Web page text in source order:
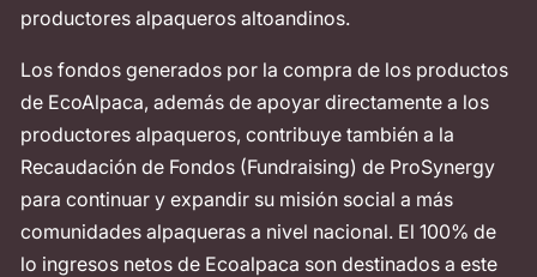
productores alpaqueros altoandinos.
Los fondos generados por la compra de los productos
de EcoAlpaca, además de apoyar directamente a los
productores alpaqueros, contribuye también a la
Recaudación de Fondos (Fundraising) de ProSynergy
para continuar y expandir su misión social a más
comunidades alpaqueras a nivel nacional. El 100% de
lo ingresos netos de Ecoalpaca son destinados a este